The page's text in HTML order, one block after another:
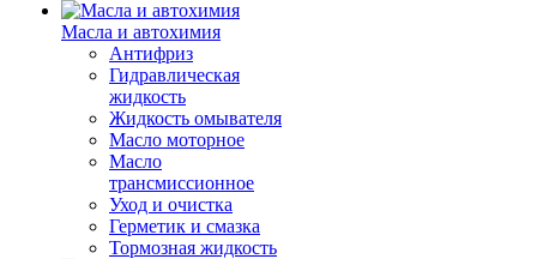
Масла и автохимия
Антифриз
Гидравлическая
жидкость
Жидкость омывателя
Масло моторное
Масло
трансмиссионное
Уход и очистка
Герметик и смазка
Тормозная жидкость